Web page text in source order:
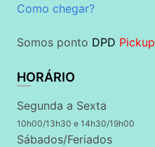
Como chegar?
Somos ponto DPD Pickup
HORÁRIO
Segunda a Sexta
10h00/13h30 e 14h30/19h00
Sábados/Feriados